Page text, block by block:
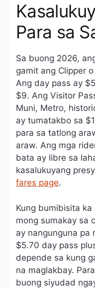
Para sa
Sa buong 2026,
gamit ang Clipper
Ang day pass ay
$9. Ang Visitor
Muni, Metro,
ay tumatakbo sa
para sa tatlong
araw. Ang mga
bata ay libre sa
kasalukuyang
fares page.
Kung bumibisita
mong sumakay sa
ay nangunguna pa
$5.70 day pass
depende sa kung
na maglakbay.
buong siyudad